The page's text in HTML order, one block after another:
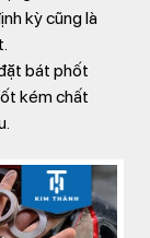
kỳ cũng là
bát phốt
kém chất